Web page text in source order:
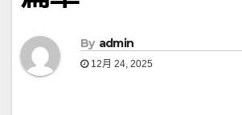
By admin
12月 24, 2025